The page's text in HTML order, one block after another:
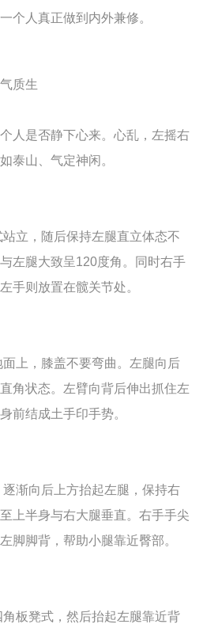
个人真正做到内外兼修。
质生
人是否静下心来。心乱，左摇右
泰山、气定神闲。
立，随后保持左腿直立体态不
左腿大致呈120度角。同时右手
手则放置在髋关节处。
上，膝盖不要弯曲。左腿向后
角状态。左臂向背后伸出抓住左
前结成土手印手势。
渐向后上方抬起左腿，保持右
上半身与右大腿垂直。右手手尖
脚脚背，帮助小腿靠近臀部。
板凳式，然后抬起左腿靠近背